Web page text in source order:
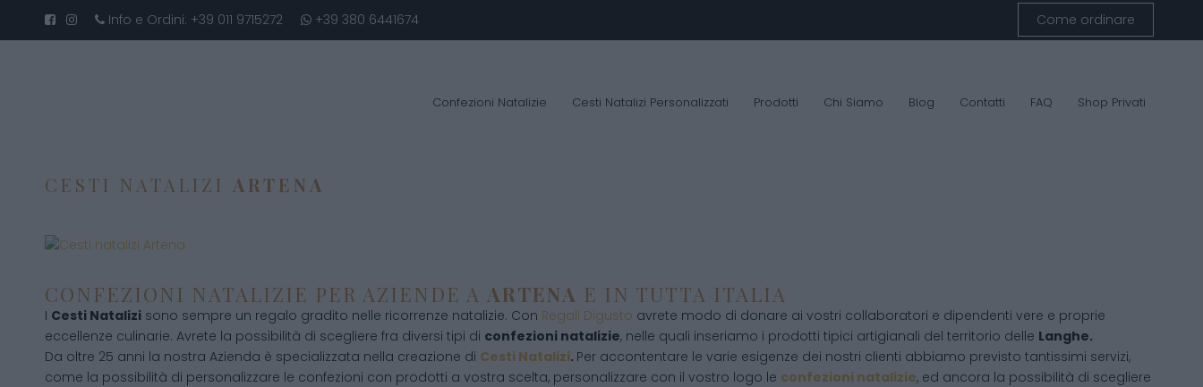
Info e Ordini: +39 011 9715272 +39 380 6441674 Come ordinare
Confezioni Natalizie Cesti Natalizi Personalizzati Prodotti Chi Siamo Blog Contatti FAQ Shop Privati
CESTI NATALIZI ARTENA
CONFEZIONI NATALIZIE PER AZIENDE A ARTENA E IN TUTTA ITALIA
I Cesti Natalizi sono sempre un regalo gradito nelle ricorrenze natalizie. Con Regali Digusto avrete modo di donare ai vostri collaboratori e dipendenti vere e proprie
eccellenze culinarie. Avrete la possibilità di scegliere fra diversi tipi di confezioni natalizie, nelle quali inseriamo i prodotti tipici artigianali del territorio delle Langhe.
Da oltre 25 anni la nostra Azienda è specializzata nella creazione di Cesti Natalizi. Per accontentare le varie esigenze dei nostri clienti abbiamo previsto tantissimi servizi,
come la possibilità di personalizzare le confezioni con prodotti a vostra scelta, personalizzare con il vostro logo le confezioni natalizie, ed ancora la possibilità di scegliere